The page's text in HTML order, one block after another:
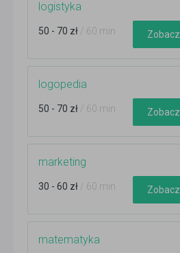
logistyka
50 - 70 zł / 60 min Zobacz
logopedia
50 - 70 zł / 60 min Zobacz
marketing
30 - 60 zł / 60 min Zobacz
matematyka